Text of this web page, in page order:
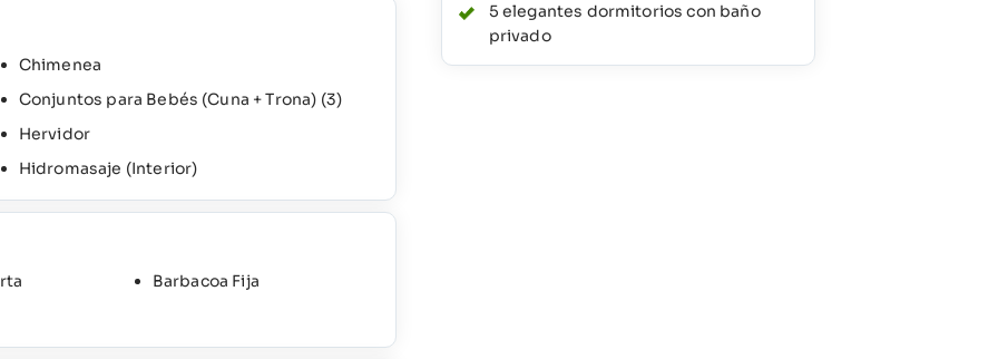
5 elegantes dormitorios con baño
privado
Chimenea
Conjuntos para Bebés (Cuna + Trona) (3)
Hervidor
Hidromasaje (Interior)
Barbacoa Fija